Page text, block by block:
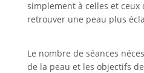
simplement à celles et ceux
retrouver une peau plus
Le nombre de séances
de la peau et les objectifs